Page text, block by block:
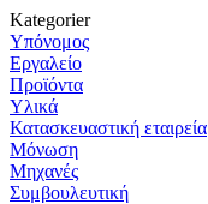
Kategorier
Υπόνομος
Εργαλείο
Προϊόντα
Υλικά
Κατασκευαστική εταιρεία
Μόνωση
Μηχανές
Συμβουλευτική